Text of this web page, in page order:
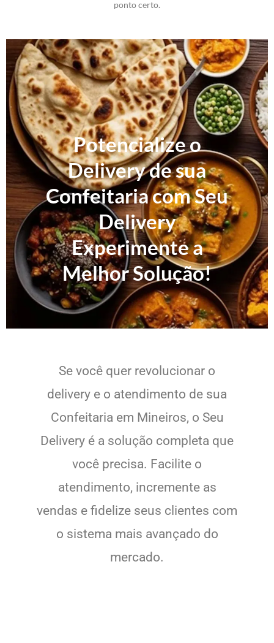
ponto certo.
Potencialize o
Delivery de sua
Confeitaria com Seu
Delivery
Experimente a
Melhor Solução!
Se você quer revolucionar o
delivery e o atendimento de sua
Confeitaria em Mineiros, o Seu
Delivery é a solução completa que
você precisa. Facilite o
atendimento, incremente as
vendas e fidelize seus clientes com
o sistema mais avançado do
mercado.